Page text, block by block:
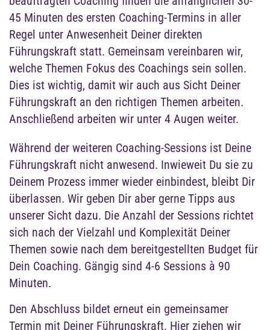
Weitere Leistungsfelder